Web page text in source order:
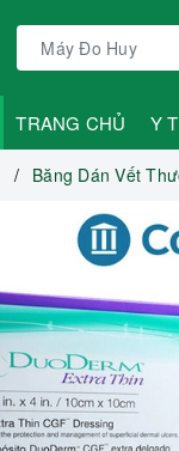
TRANG CHỦ Y
Băng Dán Vết